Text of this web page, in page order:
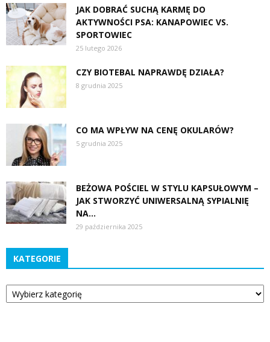
JAK DOBRAĆ SUCHĄ KARMĘ DO
AKTYWNOŚCI PSA: KANAPOWIEC VS.
SPORTOWIEC
25 lutego 2026
CZY BIOTEBAL NAPRAWDĘ DZIAŁA?
8 grudnia 2025
CO MA WPŁYW NA CENĘ OKULARÓW?
5 grudnia 2025
BEŻOWA POŚCIEL W STYLU KAPSUŁOWYM –
JAK STWORZYĆ UNIWERSALNĄ SYPIALNIĘ
NA...
29 października 2025
KATEGORIE
Kategorie